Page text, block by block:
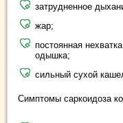
затрудненное
жар;
постоянная
одышка;
сильный сухой
Симптомы саркоидоза